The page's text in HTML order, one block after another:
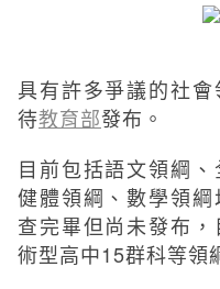
具有許多爭議的社
待教育部發布。
目前包括語文領綱
健體領綱、數學領
查完畢但尚未發布
術型高中15群科等領